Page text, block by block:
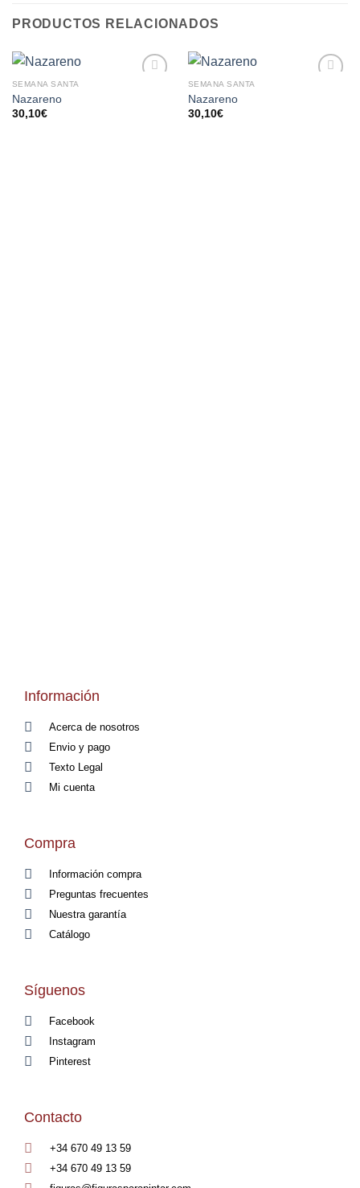
PRODUCTOS RELACIONADOS
SEMANA SANTA
Nazareno
30,10€
SEMANA SANTA
Nazareno
30,10€
Información
Acerca de nosotros
Envio y pago
Texto Legal
Mi cuenta
Compra
Información compra
Preguntas frecuentes
Nuestra garantía
Catálogo
Síguenos
Facebook
Instagram
Pinterest
Contacto
+34 670 49 13 59
+34 670 49 13 59